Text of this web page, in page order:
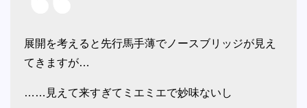
展開を考えると先行馬手薄でノースブリッジが見え
てきますが…
……見えて来すぎてミエミエで妙味ないし